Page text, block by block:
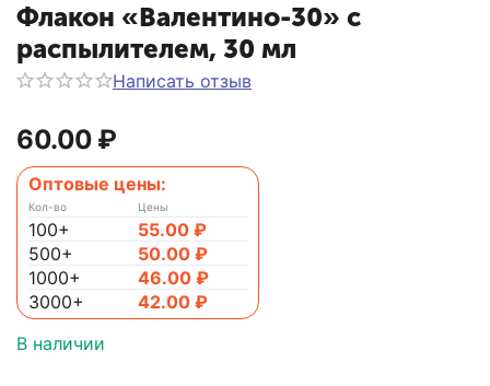
Флакон «Валентино-30» с
распылителем, 30 мл
Написать отзыв
60.00 ₽
Оптовые цены:
Кол-во
100+
500+
1000+
3000+
Цены
55.00 ₽
50.00 ₽
46.00 ₽
42.00 ₽
В наличии